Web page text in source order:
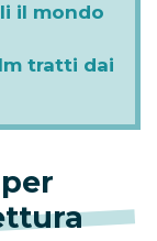
il mondo
tratti dai